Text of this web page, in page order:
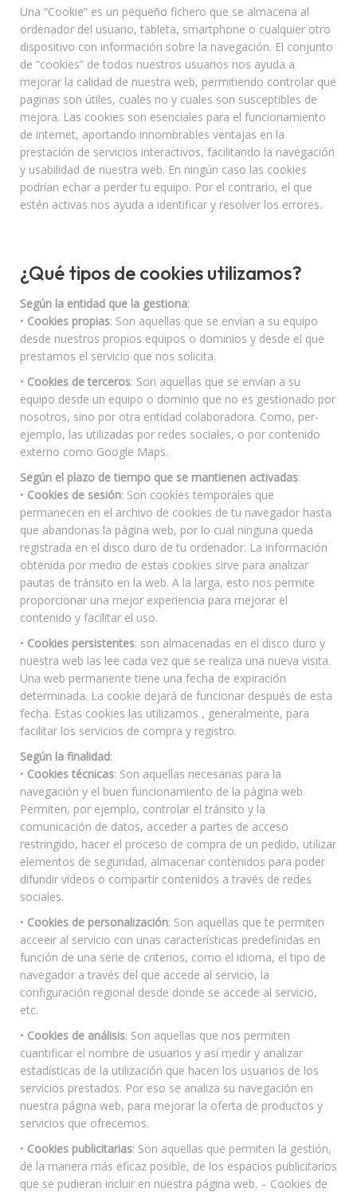
Una “Cookie” es un pequeño fichero que se almacena al
ordenador del usuario, tableta, smartphone o cualquier otro
dispositivo con información sobre la navegación. El conjunto
de “cookies” de todos nuestros usuarios nos ayuda a
mejorar la calidad de nuestra web, permitiendo controlar que
paginas son útiles, cuales no y cuales son susceptibles de
mejora. Las cookies son esenciales para el funcionamiento
de internet, aportando innombrables ventajas en la
prestación de servicios interactivos, facilitando la navegación
y usabilidad de nuestra web. En ningún caso las cookies
podrían echar a perder tu equipo. Por el contrario, el que
estén activas nos ayuda a identificar y resolver los errores.
¿Qué tipos de cookies utilizamos?
Según la entidad que la gestiona:
• Cookies propias: Son aquellas que se envían a su equipo
desde nuestros propios equipos o dominios y desde el que
prestamos el servicio que nos solicita.
• Cookies de terceros: Son aquellas que se envían a su
equipo desde un equipo o dominio que no es gestionado por
nosotros, sino por otra entidad colaboradora. Como, per-
ejemplo, las utilizadas por redes sociales, o por contenido
externo como Google Maps.
Según el plazo de tiempo que se mantienen activadas:
• Cookies de sesión: Son cookies temporales que
permanecen en el archivo de cookies de tu navegador hasta
que abandonas la página web, por lo cual ninguna queda
registrada en el disco duro de tu ordenador. La información
obtenida por medio de estas cookies sirve para analizar
pautas de tránsito en la web. A la larga, esto nos permite
proporcionar una mejor experiencia para mejorar el
contenido y facilitar el uso.
• Cookies persistentes: son almacenadas en el disco duro y
nuestra web las lee cada vez que se realiza una nueva visita.
Una web permanente tiene una fecha de expiración
determinada. La cookie dejará de funcionar después de esta
fecha. Estas cookies las utilizamos , generalmente, para
facilitar los servicios de compra y registro.
Según la finalidad:
• Cookies técnicas: Son aquellas necesarias para la
navegación y el buen funcionamiento de la página web.
Permiten, por ejemplo, controlar el tránsito y la
comunicación de datos, acceder a partes de acceso
restringido, hacer el proceso de compra de un pedido, utilizar
elementos de seguridad, almacenar contenidos para poder
difundir vídeos o compartir contenidos a través de redes
sociales.
• Cookies de personalización: Son aquellas que te permiten
acceeir al servicio con unas características predefinidas en
función de una serie de criterios, como el idioma, el tipo de
navegador a través del que accede al servicio, la
configuración regional desde donde se accede al servicio,
etc.
• Cookies de análisis: Son aquellas que nos permiten
cuantificar el nombre de usuarios y así medir y analizar
estadísticas de la utilización que hacen los usuarios de los
servicios prestados. Por eso se analiza su navegación en
nuestra página web, para mejorar la oferta de productos y
servicios que ofrecemos.
• Cookies publicitarias: Son aquellas que permiten la gestión,
de la manera más eficaz posible, de los espacios publicitarios
que se pudieran incluir en nuestra página web. – Cookies de